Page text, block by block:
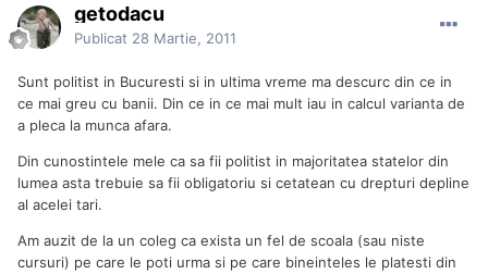
getodacu
Publicat 28 Martie, 2011
Sunt politist in Bucuresti si in ultima vreme ma descurc din ce in
ce mai greu cu banii. Din ce in ce mai mult iau in calcul varianta de
a pleca la munca afara.
Din cunostintele mele ca sa fii politist in majoritatea statelor din
lumea asta trebuie sa fii obligatoriu si cetatean cu drepturi depline
al acelei tari.
Am auzit de la un coleg ca exista un fel de scoala (sau niste
cursuri) pe care le poti urma si pe care bineinteles le platesti din